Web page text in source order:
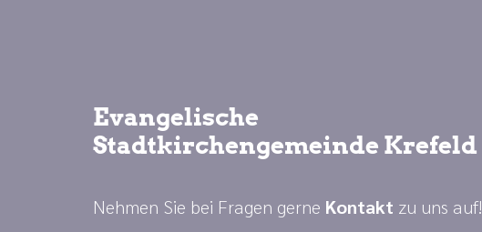
Evangelische
Stadtkirchengemeinde Krefeld
Nehmen Sie bei Fragen gerne Kontakt zu uns auf!